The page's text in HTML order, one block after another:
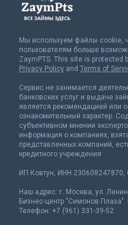
Мы используем файлы cookie,
пользователям больше
ZaymPTS. This site is protected
Privacy Policy and Terms of
Сервис не занимается
банковских услуг и выдаче
является рекомендацией или
ознакомительный характер.
субъективном мнении
информация о компаниях,
представленных компаний,
кредитного учреждения
ИП Ковтун, ИНН
Наш адрес: г. Москва, ул.
Бизнес-центр "Симонов Плаза".
Телефон: +7 (961) 331-39-52.